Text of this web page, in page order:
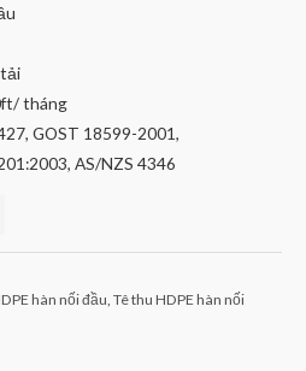
tháng
GOST 18599-2001,
AS/NZS 4346
hàn nối đầu Tê thu HDPE hàn nối